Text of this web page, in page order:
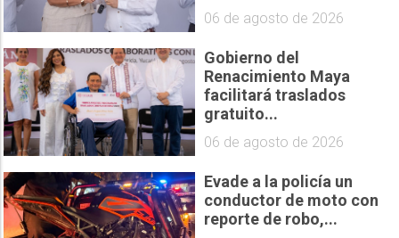
06 de agosto de 2026
Gobierno del
Renacimiento Maya
facilitará traslados
gratuito...
06 de agosto de 2026
Evade a la policía un
conductor de moto con
reporte de robo,...